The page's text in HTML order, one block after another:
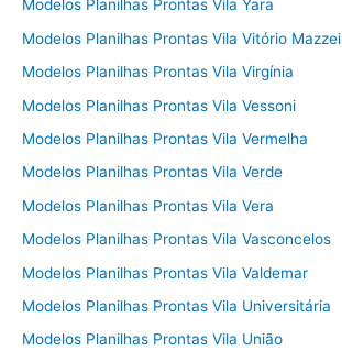
Modelos Planilhas Prontas Vila Yara
Modelos Planilhas Prontas Vila Vitório Mazzei
Modelos Planilhas Prontas Vila Virgínia
Modelos Planilhas Prontas Vila Vessoni
Modelos Planilhas Prontas Vila Vermelha
Modelos Planilhas Prontas Vila Verde
Modelos Planilhas Prontas Vila Vera
Modelos Planilhas Prontas Vila Vasconcelos
Modelos Planilhas Prontas Vila Valdemar
Modelos Planilhas Prontas Vila Universitária
Modelos Planilhas Prontas Vila União